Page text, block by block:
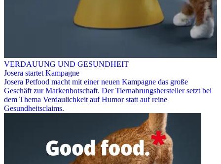
VERDAUUNG UND GESUNDHEIT
Josera startet Kampagne
Josera Petfood macht mit einer neuen Kampagne das große
Geschäft zur Markenbotschaft. Der Tiernahrungshersteller setzt bei
dem Thema Verdaulichkeit auf Humor statt auf reine
Gesundheitsclaims.